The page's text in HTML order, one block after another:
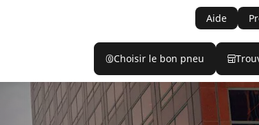
Aide
Choisir le bon pneu